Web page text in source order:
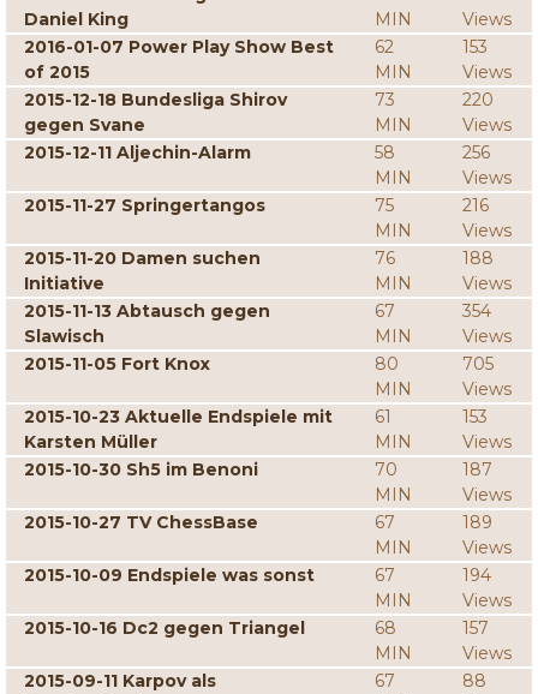
Daniel King
MIN
Views
2016-01-07 Power Play Show Best
of 2015
62
MIN
153
Views
2015-12-18 Bundesliga Shirov
gegen Svane
73
MIN
220
Views
2015-12-11 Aljechin-Alarm
58
MIN
256
Views
2015-11-27 Springertangos
75
MIN
216
Views
2015-11-20 Damen suchen
Initiative
76
MIN
188
Views
2015-11-13 Abtausch gegen
Slawisch
67
MIN
354
Views
2015-11-05 Fort Knox
80
MIN
705
Views
2015-10-23 Aktuelle Endspiele mit
Karsten Müller
61
MIN
153
Views
2015-10-30 Sh5 im Benoni
70
MIN
187
Views
2015-10-27 TV ChessBase
67
MIN
189
Views
2015-10-09 Endspiele was sonst
67
MIN
194
Views
2015-10-16 Dc2 gegen Triangel
68
MIN
157
Views
2015-09-11 Karpov als
67
88